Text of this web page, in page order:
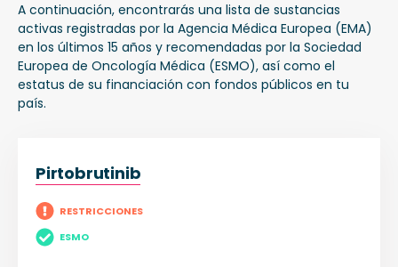
A continuación, encontrarás una lista de sustancias
activas registradas por la Agencia Médica Europea (EMA)
en los últimos 15 años y recomendadas por la Sociedad
Europea de Oncología Médica (ESMO), así como el
estatus de su financiación con fondos públicos en tu
país.
Pirtobrutinib
RESTRICCIONES
ESMO